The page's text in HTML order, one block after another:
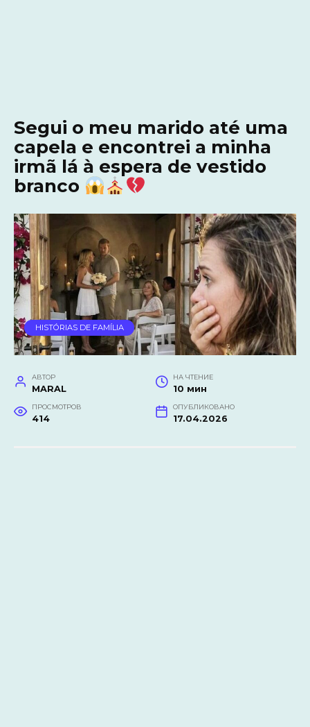
Segui o meu marido até uma
capela e encontrei a minha
irmã lá à espera de vestido
branco
HISTÓRIAS DE FAMÍLIA
АВТОР
MARAL
НА ЧТЕНИЕ
10 мин
ПРОСМОТРОВ
414
ОПУБЛИКОВАНО
17.04.2026